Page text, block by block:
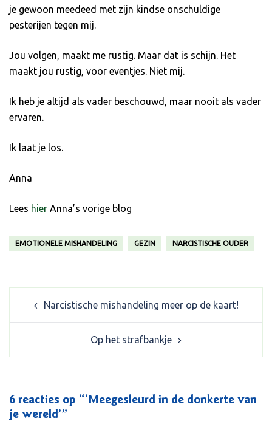
je gewoon meedeed met zijn kindse onschuldige
pesterijen tegen mij.
Jou volgen, maakt me rustig. Maar dat is schijn. Het
maakt jou rustig, voor eventjes. Niet mij.
Ik heb je altijd als vader beschouwd, maar nooit als vader
ervaren.
Ik laat je los.
Anna
Lees hier Anna’s vorige blog
EMOTIONELE MISHANDELING GEZIN NARCISTISCHE OUDER
navigation
Narcistische mishandeling meer op de kaart!
Op het strafbankje
6 reacties op “‘Meegesleurd in de donkerte van
je wereld’”